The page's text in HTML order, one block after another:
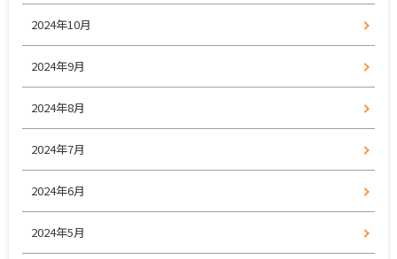
2024年10月
2024年9月
2024年8月
2024年7月
2024年6月
2024年5月